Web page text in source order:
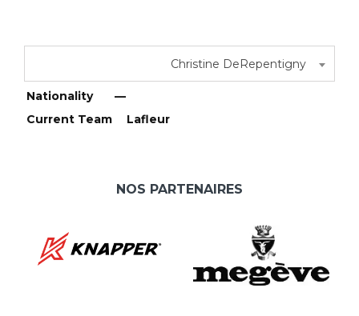
Christine DeRepentigny
Nationality
—
Current Team
Lafleur
NOS PARTENAIRES